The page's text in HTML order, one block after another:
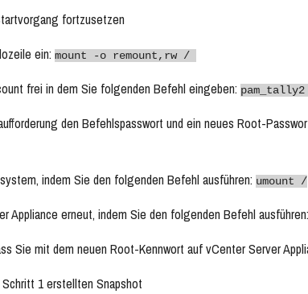
fortzusetzen
ein: mount -o remount,rw /
frei in dem Sie folgenden Befehl eingeben:
den Befehlspasswort und ein neues Root-
indem Sie den folgenden Befehl ausführen: umount /
Appliance erneut, indem Sie den folgenden Befehl ausführen:
Sie mit dem neuen Root-Kennwort auf vCenter Server
1 erstellten Snapshot